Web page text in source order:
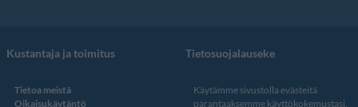
Kustantaja ja toimitus
Tietoa meistä
Oikaisukäytäntö
Tietosuojalauseke
Käytämme sivustolla evästeitä
parantaaksemme käyttökokemustasi.